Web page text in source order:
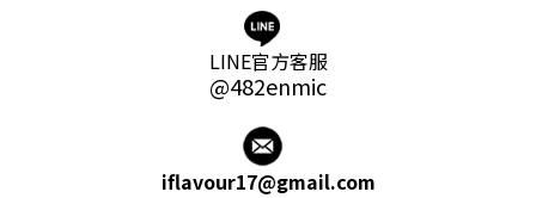
LINE官方客服
@482enmic
iflavour17@gmail.com